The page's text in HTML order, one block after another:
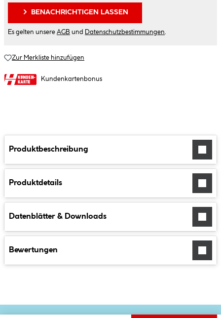
BENACHRICHTIGEN LASSEN
Es gelten unsere AGB und Datenschutzbestimmungen
Zur Merkliste hinzufügen
Kundenkartenbonus
Produktbeschreibung
Produktdetails
Datenblätter & Downloads
Bewertungen